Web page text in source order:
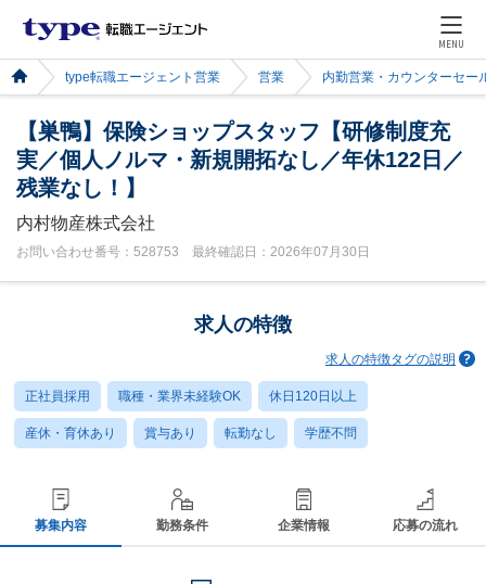
MENU
type転職エージェント営業 営業 内勤営業・カウンターセー
【巣鴨】保険ショップスタッフ【研修制度充
実／個人ノルマ・新規開拓なし／年休122日／
残業なし！】
内村物産株式会社
お問い合わせ番号：528753 最終確認日：2026年07月30日
求人の特徴
求人の特徴タグの説明
正社員採用 職種・業界未経験OK 休日120日以上
産休・育休あり 賞与あり 転勤なし 学歴不問
募集内容 勤務条件 企業情報 応募の流れ